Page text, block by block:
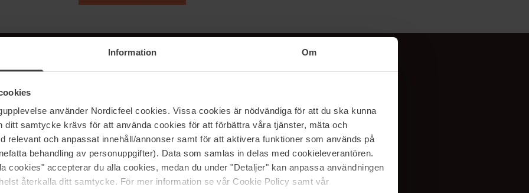
Information Om
använder Nordicfeel cookies. Vissa cookies är nödvändiga för att du ska kunna
ditt samtycke krävs för att använda cookies för att förbättra våra tjänster, mäta och
relevant och anpassat innehåll/annonser samt för att aktivera funktioner som används på
behandling av personuppgifter). Data som samlas in delas med cookieleverantören.
cookies" accepterar du alla cookies, medan du under "Detaljer" kan anpassa användningen
återkalla ditt samtycke. För mer information se vår Cookie Policy samt vår
NordicFeel
Vår butik
Våra varumärken
Jobba hos oss
Samarbeta med oss
The Beauty Edit
Hjälp
FAQ
Spåra min beställning
Returer &
reklamationer
Följ oss
Facebook
Instagram
Linkedin